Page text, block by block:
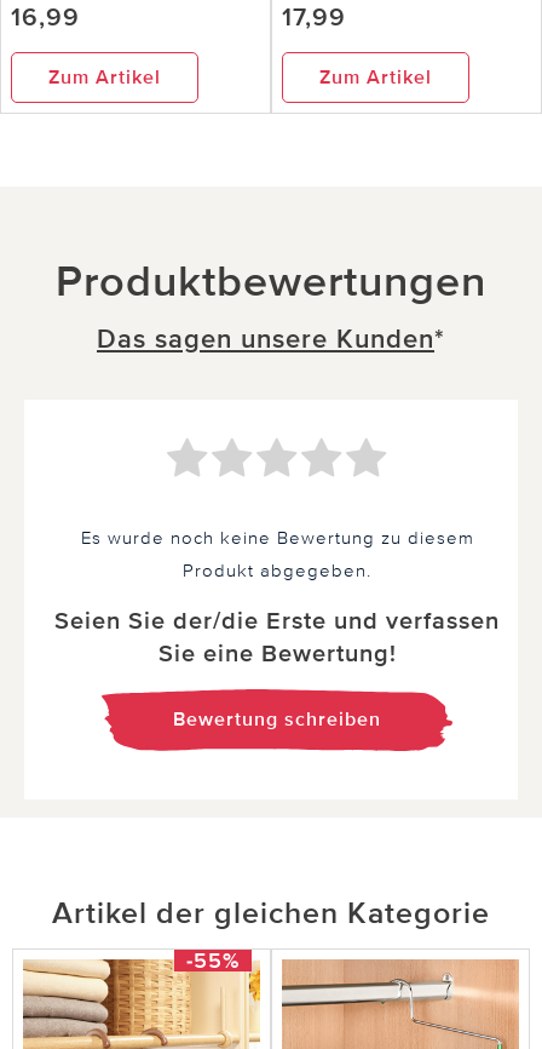
16,99
Zum Artikel
17,99
Zum Artikel
Produktbewertungen
Das sagen unsere Kunden*
Es wurde noch keine Bewertung zu diesem
Produkt abgegeben.
Seien Sie der/die Erste und verfassen
Sie eine Bewertung!
Bewertung schreiben
Artikel der gleichen Kategorie
-55%